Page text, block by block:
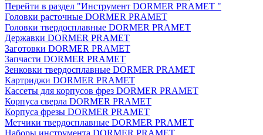
Перейти в раздел "Инструмент DORMER PRAMET "
Головки расточные DORMER PRAMET
Головки твердосплавные DORMER PRAMET
Державки DORMER PRAMET
Заготовки DORMER PRAMET
Запчасти DORMER PRAMET
Зенковки твердосплавные DORMER PRAMET
Картриджи DORMER PRAMET
Кассеты для корпусов фрез DORMER PRAMET
Корпуса сверла DORMER PRAMET
Корпуса фрезы DORMER PRAMET
Метчики твердосплавные DORMER PRAMET
Наборы инструмента DORMER PRAMET